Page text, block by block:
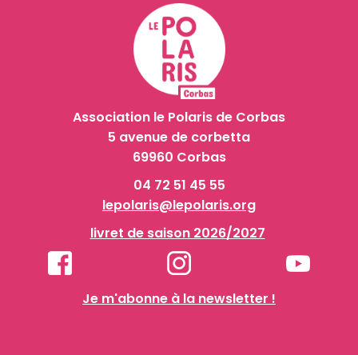
Association le Polaris de Corbas
5 avenue de corbetta
69960 Corbas
04 72 51 45 55
lepolaris@lepolaris.org
livret de saison 2026/2027
Je m'abonne à la newsletter !